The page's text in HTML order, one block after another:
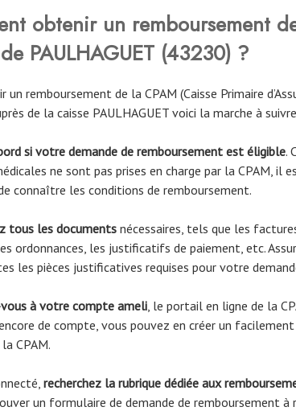
obtenir un remboursement
de PAULHAGUET (43230) ?
un remboursement de la CPAM (Caisse Primaire
de la caisse PAULHAGUET voici la marche à
si votre demande de remboursement est éligible.
ne sont pas prises en charge par la CPAM, il
connaître les conditions de remboursement.
tous les documents nécessaires, tels que les
ordonnances, les justificatifs de paiement, etc.
les pièces justificatives requises pour votre
à votre compte ameli , le portail en ligne de la
encore de compte, vous pouvez en créer un
CPAM.
recherchez la rubrique dédiée aux
un formulaire de demande de remboursement à